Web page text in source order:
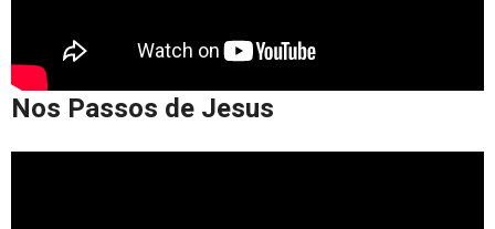
Nos Passos de Jesus